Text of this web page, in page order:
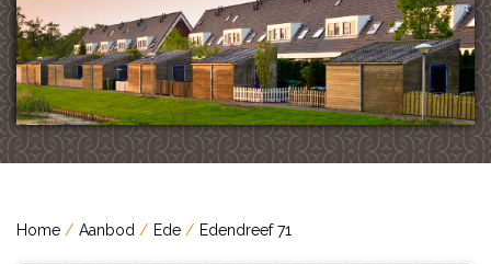
Home Aanbod Ede Edendreef 71